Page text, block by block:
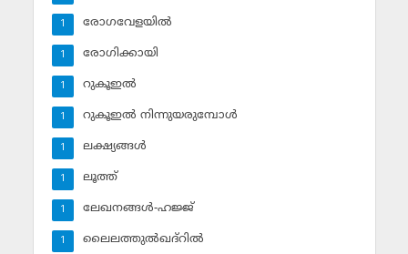
രോഗവേളയില്‍
1
രോഗിക്കായി
1
റുകൂഇല്‍
1
റുകൂഇല്‍ നിന്നുയരുമ്പോള്‍
1
ലക്ഷ്യങ്ങള്‍
1
ലൂത്ത്‌
1
ലേഖനങ്ങള്‍-ഹജ്ജ്‌
1
ലൈലത്തുല്‍ഖദ്‌റില്‍
1